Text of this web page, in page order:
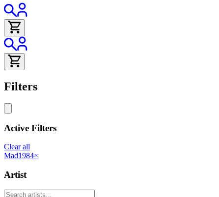
Filters
Active Filters
Clear all
Mad1984×
Artist